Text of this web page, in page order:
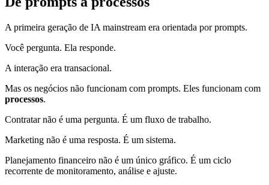
A primeira geração de IA mainstream era orientada por prompts.
Você pergunta. Ela responde.
A interação era transacional.
Mas os negócios não funcionam com prompts. Eles funcionam com
processos.
Contratar não é uma pergunta. É um fluxo de trabalho.
Marketing não é uma resposta. É um sistema.
Planejamento financeiro não é um único gráfico. É um ciclo
recorrente de monitoramento, análise e ajuste.